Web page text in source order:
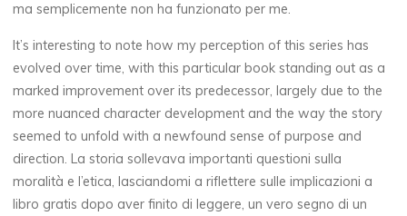
La
L
e
g
g
ma semplicemente non ha funzionato per me.
It’s interesting to note how my perception of this series has
evolved over time, with this particular book standing out as a
marked improvement over its predecessor, largely due to the
more nuanced character development and the way the story
seemed to unfold with a newfound sense of purpose and
direction. La storia sollevava importanti questioni sulla
moralità e l’etica, lasciandomi a riflettere sulle implicazioni a
libro gratis dopo aver finito di leggere, un vero segno di un